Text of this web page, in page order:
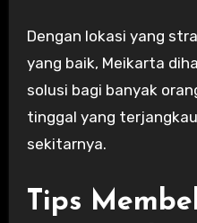
Dengan lokasi yang
yang baik, Meikarta
solusi bagi banyak
tinggal yang
sekitarnya.
Tips